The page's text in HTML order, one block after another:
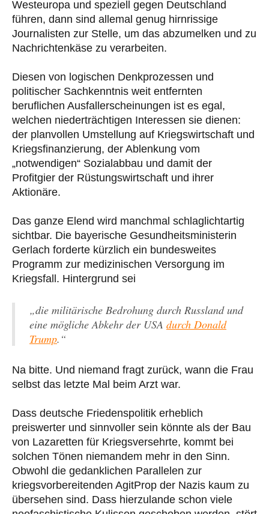
Westeuropa und speziell gegen Deutschland
führen, dann sind allemal genug hirnrissige
Journalisten zur Stelle, um das abzumelken und zu
Nachrichtenkäse zu verarbeiten.
Diesen von logischen Denkprozessen und
politischer Sachkenntnis weit entfernten
beruflichen Ausfallerscheinungen ist es egal,
welchen niederträchtigen Interessen sie dienen:
der planvollen Umstellung auf Kriegswirtschaft und
Kriegsfinanzierung, der Ablenkung vom
„notwendigen“ Sozialabbau und damit der
Profitgier der Rüstungswirtschaft und ihrer
Aktionäre.
Das ganze Elend wird manchmal schlaglichtartig
sichtbar. Die bayerische Gesundheitsministerin
Gerlach forderte kürzlich ein bundesweites
Programm zur medizinischen Versorgung im
Kriegsfall. Hintergrund sei
„die militärische Bedrohung durch Russland und
eine mögliche Abkehr der USA durch Donald
Trump.“
Na bitte. Und niemand fragt zurück, wann die Frau
selbst das letzte Mal beim Arzt war.
Dass deutsche Friedenspolitik erheblich
preiswerter und sinnvoller sein könnte als der Bau
von Lazaretten für Kriegsversehrte, kommt bei
solchen Tönen niemandem mehr in den Sinn.
Obwohl die gedanklichen Parallelen zur
kriegsvorbereitenden AgitProp der Nazis kaum zu
übersehen sind. Dass hierzulande schon viele